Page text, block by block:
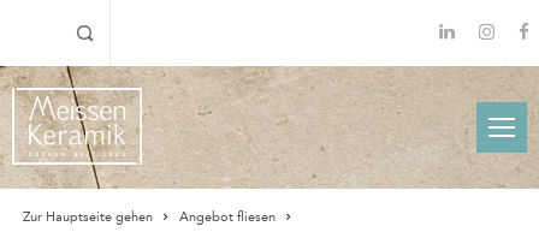
Zur Hauptseite gehen
Angebot fliesen